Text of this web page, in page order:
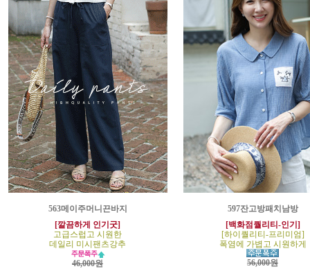
563메이주머니끈바지
[깔끔하게 인기굿]
고급스럽고 시원한
데일리 미시팬츠강추
46,000원
597잔고방패치남방
[백화점퀄리티-인기]
[하이퀄리티-프리미엄]
폭염에 가볍고 시원하게
56,000원